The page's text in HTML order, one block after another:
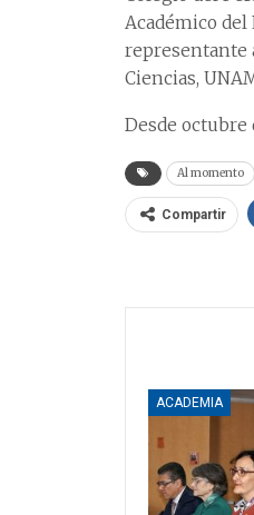
Académico del
representante
Ciencias,
Desde octubre
Al momento
Compartir
ACADEMIA